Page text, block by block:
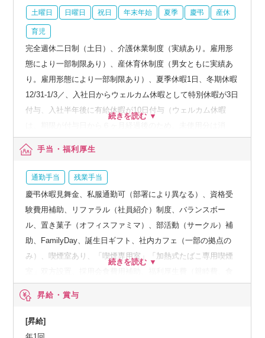
土曜日 日曜日 祝日 年末年始 夏季 慶弔 産休
育児
完全週休二日制（土日）、介護休業制度（実績あり。雇用形
態により一部制限あり）、産休育休制度（男女ともに実績あ
り。雇用形態により一部制限あり）、夏季休暇1日、冬期休暇
12/31-1/3／、入社日からウェルカム休暇として特別休暇が3日
付与、入社半年後に有給休暇が10日付与（ウェルカム休暇
手当・福利厚生
通勤手当 残業手当
慶弔休暇見舞金、私服通勤可（部署により異なる）、資格受
験費用補助、リファラル（社員紹介）制度、バランスボー
ル、置き菓子（オフィスファミマ）、部活動（サークル）補
助、FamilyDay、誕生日ギフト、社内カフェ（一部の拠点の
み）、喫煙室あり、「喫煙専用室」「加熱式たばこ専用喫煙
在宅系サービス法人割引、飲食系サービス法人割引、旅行代
理店割引ほか
昇給・賞与
[昇給]